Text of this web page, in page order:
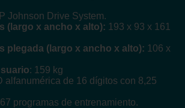
Johnson Drive System.
(largo x ancho x alto): 193 x 93 x 161
plegada (largo x ancho x alto): 106 x
: 159 kg
alfanumérica de 16 dígitos con 8,25
programas de entrenamiento.